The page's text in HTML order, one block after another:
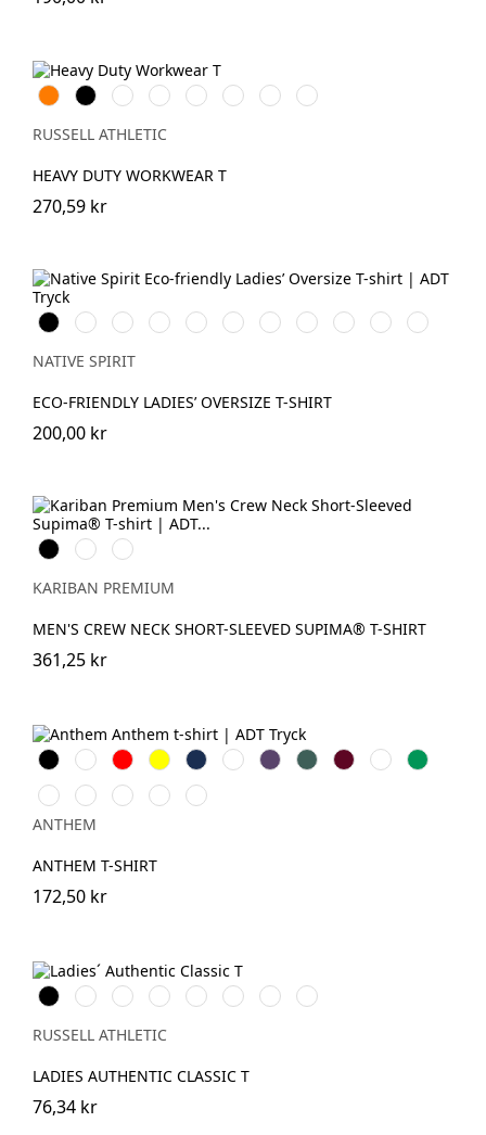
OrangeBlackWhiteFrench
Navy
Bright
Royal
Bottle
Green
Classic
Red
Light
Oxford
RUSSELL ATHLETIC
HEAVY DUTY WORKWEAR T
270,59 kr
Svart Vit Aquamarine
Ivory Organic
Khaki
Peacock
Green
Navy
Blue
Jade
Green
ParmaCherry
Purple
Candy
Rose
NATIVE SPIRIT
ECO-FRIENDLY LADIES’ OVERSIZE T-SHIRT
200,00 kr
Svart Vit
Deep
Navy
KARIBAN PREMIUM
MEN'S CREW NECK SHORT-SLEEVED SUPIMA® T-SHIRT
361,25 kr
Svart Vit Röd Gul Navy Light
Blue
PurpleForest
Green
Burgundy
RoyalKelly
Green
Charcoal
Hot
Pink
Blue
Sapphire
Grey
Marl
Black
Marl
ANTHEM
ANTHEM T-SHIRT
172,50 kr
BlackWhiteFrench
Navy
Bright
Royal
Classic
Red
NaturalConvoy
Grey
Light
Oxford
RUSSELL ATHLETIC
LADIES AUTHENTIC CLASSIC T
76,34 kr